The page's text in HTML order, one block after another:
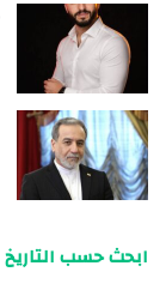
ابحث حسب التاريخ